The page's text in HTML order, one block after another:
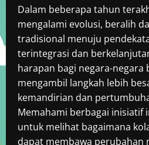
Dalam beberapa tahun
mengalami evolusi, beralih
tradisional menuju
terintegrasi dan
harapan bagi negara-
mengambil langkah lebih
kemandirian dan
Memahami berbagai inisiatif
untuk melihat bagaimana
dapat membawa perubahan